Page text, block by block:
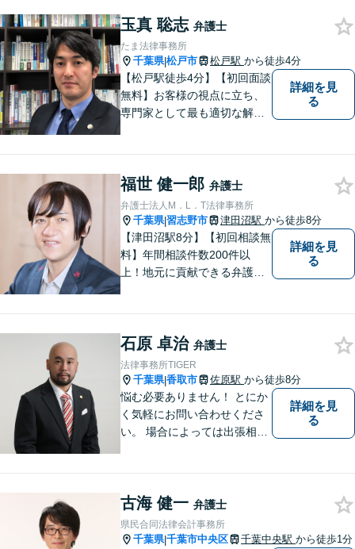
い！
玉真 聡志 弁護士
たま法律事務所
千葉県|松戸市 松戸駅 から徒歩4分
【松戸駅徒歩4分】【初回面談
無料】お客様の視点に立ち、
専門家として最も適切な解決
対応。【夜間／休日対応可
能】お客様に寄り添い、スピ
ーディーな解決策を実行しま
す。
詳細を見
る
福世 健一郎 弁護士
弁護士法人M．L．T法律事務所
千葉県|習志野市 津田沼駅 から徒歩8分
【津田沼駅8分】【初回相談無
料】年間相談件数200件以
上！地元に貢献できる弁護士
貞に関して実績多数、女性側
からのご相談にも注力してい
ます。あなたの思いをしっか
りと伺います。
詳細を見
る
石原 卓治 弁護士
法律事務所TIGER
千葉県|香取市 佐原駅 から徒歩8分
悩む必要ありません！ とにか
く気軽にお問い合わせくださ
い。 場合によっては出張相談
詳細を見
る
古海 健一 弁護士
県民合同法律会計事務所
千葉県|千葉市中央区 千葉中央駅 から徒歩1分